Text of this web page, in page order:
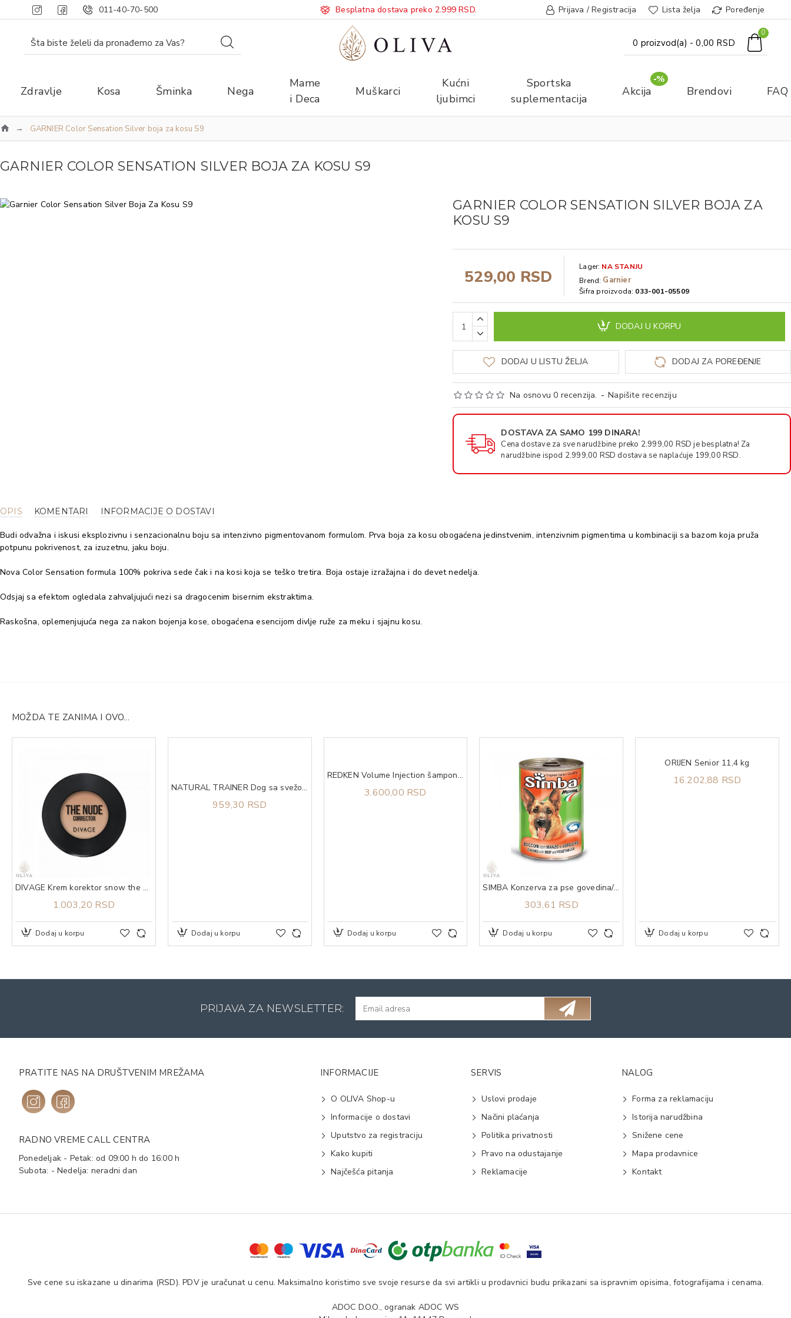
011-40-70-500 Besplatna dostava preko 2.999 RSD. Prijava / Registracija Lista želja Poređenje
0 proizvod(a) - 0,00 RSD
0
Zdravlje Kosa Šminka Nega
Mame
i Deca
Muškarci
Kućni
ljubimci
Sportska
suplementacija
Akcija
-%
Brendovi FAQ
GARNIER Color Sensation Silver boja za kosu S9
GARNIER COLOR SENSATION SILVER BOJA ZA KOSU S9
GARNIER COLOR SENSATION SILVER BOJA ZA
KOSU S9
Na osnovu 0 recenzija. - Napišite recenziju
529,00 RSD Lager: NA STANJU
Brend: Garnier
Šifra proizvoda: 033-001-05509
DODAJ U KORPU
DODAJ U LISTU ŽELJA DODAJ ZA POREĐENJE
DOSTAVA ZA SAMO 199 DINARA!
Cena dostave za sve narudžbine preko 2.999,00 RSD je besplatna! Za
narudžbine ispod 2.999,00 RSD dostava se naplaćuje 199,00 RSD.
OPIS KOMENTARI INFORMACIJE O DOSTAVI
Budi odvažna i iskusi eksplozivnu i senzacionalnu boju sa intenzivno pigmentovanom formulom. Prva boja za kosu obogaćena jedinstvenim, intenzivnim pigmentima u kombinaciji sa bazom koja pruža
potpunu pokrivenost, za izuzetnu, jaku boju.
Nova Color Sensation formula 100% pokriva sede čak i na kosi koja se teško tretira. Boja ostaje izražajna i do devet nedelja.
Odsjaj sa efektom ogledala zahvaljujući nezi sa dragocenim bisernim ekstraktima.
Raskošna, oplemenjujuća nega za nakon bojenja kose, obogaćena esencijom divlje ruže za meku i sjajnu kosu.
MOŽDA TE ZANIMA I OVO...
DIVAGE Krem korektor snow the nude 02
1.003,20 RSD
Dodaj u korpu
NATURAL TRAINER Dog sa svežom piletinom za starije pse malih rasa 800g
959,30 RSD
Dodaj u korpu
REDKEN Volume Injection šampon 300 ml
3.600,00 RSD
Dodaj u korpu
SIMBA Konzerva za pse govedina/povrće 1230g
303,61 RSD
Dodaj u korpu
ORIJEN Senior 11,4 kg
16.202,88 RSD
Dodaj u korpu
PRIJAVA ZA NEWSLETTER:
PRATITE NAS NA DRUŠTVENIM MREŽAMA
RADNO VREME CALL CENTRA
Ponedeljak - Petak: od 09:00 h do 16:00 h
Subota: - Nedelja: neradni dan
INFORMACIJE
O OLIVA Shop-u
Informacije o dostavi
Uputstvo za registraciju
Kako kupiti
Najčešća pitanja
SERVIS
Uslovi prodaje
Načini plaćanja
Politika privatnosti
Pravo na odustajanje
Reklamacije
NALOG
Forma za reklamaciju
Istorija narudžbina
Snižene cene
Mapa prodavnice
Kontakt
Sve cene su iskazane u dinarima (RSD). PDV je uračunat u cenu. Maksimalno koristimo sve svoje resurse da svi artikli u prodavnici budu prikazani sa ispravnim opisima, fotografijama i cenama.
ADOC D.O.O., ogranak ADOC WS